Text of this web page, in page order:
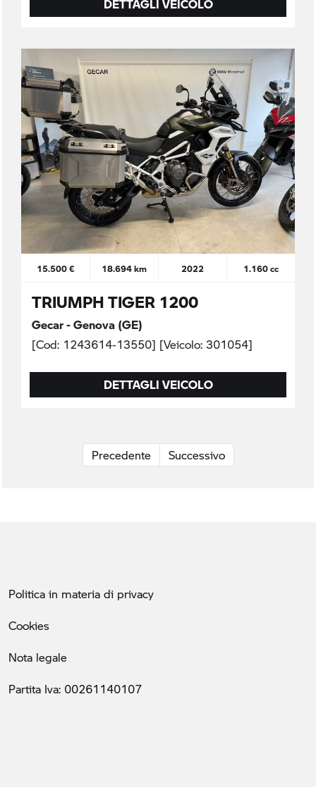
DETTAGLI VEICOLO
15.500 € 18.694 km 2022 1.160 cc
TRIUMPH TIGER 1200
Gecar - Genova (GE)
[Cod: 1243614-13550] [Veicolo: 301054]
DETTAGLI VEICOLO
Precedente Successivo
Politica in materia di privacy
Cookies
Nota legale
Partita Iva: 00261140107